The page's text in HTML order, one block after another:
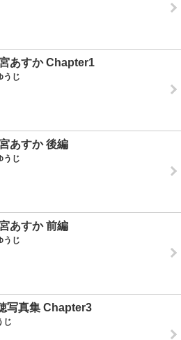
あすか Chapter1
うじ
あすか 後編
うじ
あすか 前編
うじ
写真集 Chapter3
じ